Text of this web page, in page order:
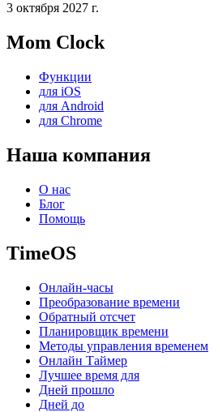
3 октября 2027 г.
Mom Clock
Функции
для iOS
для Android
для Chrome
Наша компания
О нас
Блог
Помощь
TimeOS
Онлайн-часы
Преобразование времени
Обратный отсчет
Планировщик времени
Методы управления временем
Онлайн Таймер
Лучшее время для
Дней прошло
Дней до